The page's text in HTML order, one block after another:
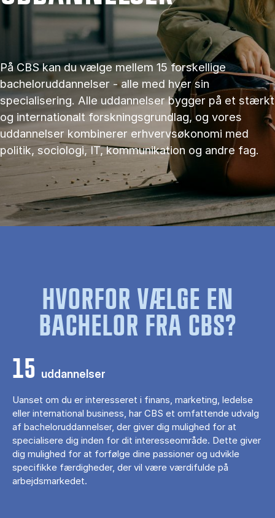
På CBS kan du vælge mellem 15 forskellige
bacheloruddannelser - alle med hver sin
specialisering. Alle uddannelser bygger på et stærkt
og internationalt forskningsgrundlag, og vores
uddannelser kombinerer erhvervsøkonomi med
politik, sociologi, IT, kommunikation og andre fag.
HVORFOR VÆLGE EN
BACHELOR FRA CBS?
15 uddannelser
Uanset om du er interesseret i finans, marketing, ledelse
eller international business, har CBS et omfattende udvalg
af bacheloruddannelser, der giver dig mulighed for at
specialisere dig inden for dit interesseområde. Dette giver
dig mulighed for at forfølge dine passioner og udvikle
specifikke færdigheder, der vil være værdifulde på
arbejdsmarkedet.